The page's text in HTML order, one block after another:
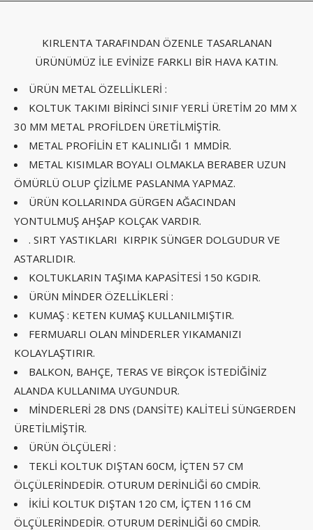
KIRLENTA TARAFINDAN ÖZENLE TASARLANAN
ÜRÜNÜMÜZ İLE EVİNİZE FARKLI BİR HAVA KATIN.
ÜRÜN METAL ÖZELLİKLERİ :
KOLTUK TAKIMI BİRİNCİ SINIF YERLİ ÜRETİM 20 MM X
30 MM METAL PROFİLDEN ÜRETİLMİŞTİR.
METAL PROFİLİN ET KALINLIĞI 1 MMDİR.
METAL KISIMLAR BOYALI OLMAKLA BERABER UZUN
ÖMÜRLÜ OLUP ÇİZİLME PASLANMA YAPMAZ.
ÜRÜN KOLLARINDA GÜRGEN AĞACINDAN
YONTULMUŞ AHŞAP KOLÇAK VARDIR.
. SIRT YASTIKLARI KIRPIK SÜNGER DOLGUDUR VE
ASTARLIDIR.
KOLTUKLARIN TAŞIMA KAPASİTESİ 150 KGDIR.
ÜRÜN MİNDER ÖZELLİKLERİ :
KUMAŞ : KETEN KUMAŞ KULLANILMIŞTIR.
FERMUARLI OLAN MİNDERLER YIKAMANIZI
KOLAYLAŞTIRIR.
BALKON, BAHÇE, TERAS VE BİRÇOK İSTEDİĞİNİZ
ALANDA KULLANIMA UYGUNDUR.
MİNDERLERİ 28 DNS (DANSİTE) KALİTELİ SÜNGERDEN
ÜRETİLMİŞTİR.
ÜRÜN ÖLÇÜLERİ :
TEKLİ KOLTUK DIŞTAN 60CM, İÇTEN 57 CM
ÖLÇÜLERİNDEDİR. OTURUM DERİNLİĞİ 60 CMDİR.
İKİLİ KOLTUK DIŞTAN 120 CM, İÇTEN 116 CM
ÖLÇÜLERİNDEDİR. OTURUM DERİNLİĞİ 60 CMDİR.